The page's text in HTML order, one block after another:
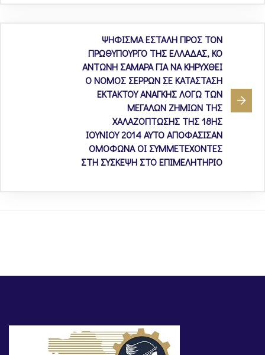
ΨΗΦΙΣΜΑ ΕΣΤΑΛΗ ΠΡΟΣ ΤΟΝ
ΠΡΩΘΥΠΟΥΡΓΟ ΤΗΣ ΕΛΛΑΔΑΣ, ΚΟ
ΑΝΤΩΝΗ ΣΑΜΑΡΑ ΓΙΑ ΝΑ ΚΗΡΥΧΘΕΙ
Ο ΝΟΜΟΣ ΣΕΡΡΩΝ ΣΕ ΚΑΤΑΣΤΑΣΗ
ΕΚΤΑΚΤΟΥ ΑΝΑΓΚΗΣ ΛΟΓΩ ΤΩΝ
ΜΕΓΑΛΩΝ ΖΗΜΙΩΝ ΤΗΣ
ΧΑΛΑΖΟΠΤΩΣΗΣ ΤΗΣ 18ΗΣ
ΙΟΥΝΙΟΥ 2014 ΑΥΤΟ ΑΠΟΦΑΣΙΣΑΝ
ΟΜΟΦΩΝΑ ΟΙ ΣΥΜΜΕΤΕΧΟΝΤΕΣ
ΣΤΗ ΣΥΣΚΕΨΗ ΣΤΟ ΕΠΙΜΕΛΗΤΗΡΙΟ